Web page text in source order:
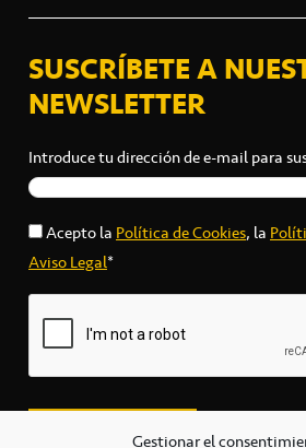
Gestionar el
SUSCRÍBETE A
NEWSLETTER
Introduce tu dirección de e-mail para
Acepto laPolítica de Cookies, la
Aviso Legal*